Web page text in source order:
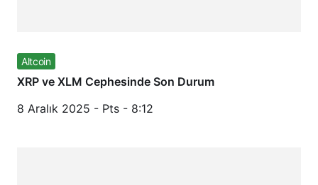
Altcoin
XRP ve XLM Cephesinde Son Durum
8 Aralık 2025 - Pts - 8:12